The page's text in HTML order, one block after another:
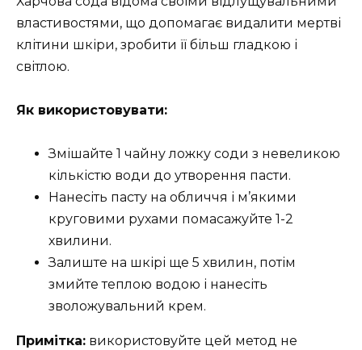
властивостями, що допомагає видалити мертві
клітини шкіри, зробити її більш гладкою і
світлою.
Як використовувати:
Змішайте 1 чайну ложку соди з невеликою
кількістю води до утворення пасти.
Нанесіть пасту на обличчя і м’якими
круговими рухами помасажуйте 1-2
хвилини.
Залиште на шкірі ще 5 хвилин, потім
змийте теплою водою і нанесіть
зволожувальний крем.
Примітка: використовуйте цей метод не